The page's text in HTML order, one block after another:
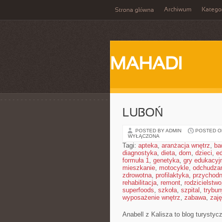
Strona główna Archiwum
MAHADI
LUBOŃ
POSTED BY ADMIN POSTED
WYŁĄCZONA
Tagi: apteka, aranżacja wnętrz,
diagnostyka, dieta, dom, dzieci,
formuła 1, genetyka, gry
mieszkanie, motocykle,
zdrowotna, profilaktyka,
rehabilitacja, remont, rodzicielstwo
superfoods, szkoła, szpital ,
wyposażenie wnętrz, zabawa,
Anabell z Kalisza to blog